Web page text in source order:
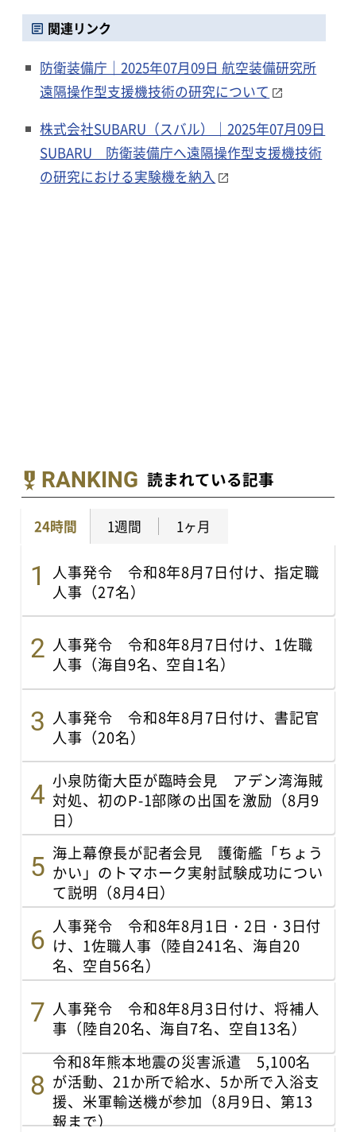
関連リンク
防衛装備庁｜2025年07月09日 航空装備研究所
遠隔操作型支援機技術の研究について
株式会社SUBARU（スバル）｜2025年07月09日
SUBARU 防衛装備庁へ遠隔操作型支援機技術
の研究における実験機を納入
RANKING 読まれている記事
24時間 1週間 1ヶ月
人事発令 令和8年8月7日付け、指定職
人事（27名）
人事発令 令和8年8月7日付け、1佐職
人事（海自9名、空自1名）
人事発令 令和8年8月7日付け、書記官
人事（20名）
小泉防衛大臣が臨時会見 アデン湾海賊
対処、初のP-1部隊の出国を激励（8月9
日）
海上幕僚長が記者会見 護衛艦「ちょう
かい」のトマホーク実射試験成功につい
て説明（8月4日）
人事発令 令和8年8月1日・2日・3日付
け、1佐職人事（陸自241名、海自20
名、空自56名）
人事発令 令和8年8月3日付け、将補人
事（陸自20名、海自7名、空自13名）
令和8年熊本地震の災害派遣 5,100名
が活動、21か所で給水、5か所で入浴支
援、米軍輸送機が参加（8月9日、第13
報まで）